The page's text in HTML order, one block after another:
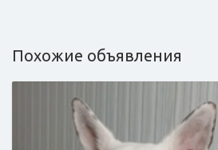
Похожие объявления